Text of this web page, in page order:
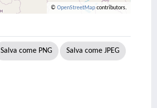
© OpenStreetMap contributors.
Salva come PNG Salva come JPEG